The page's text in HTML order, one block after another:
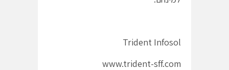
Trident Infosol
www.trident-sff.com